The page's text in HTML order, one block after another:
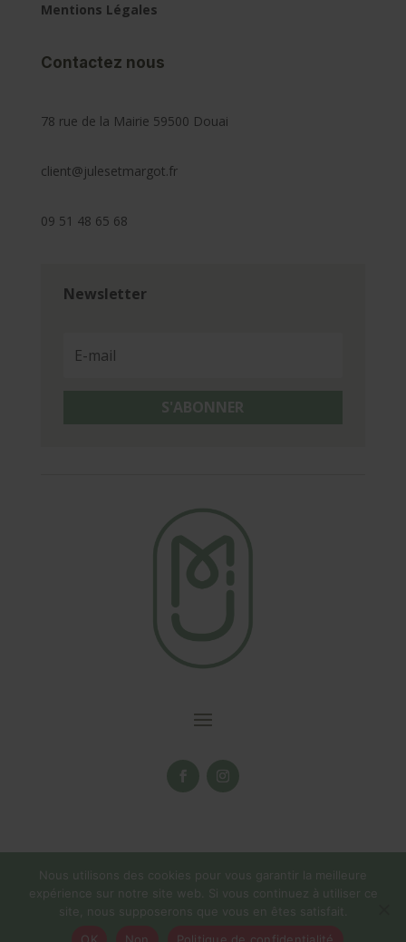
La boutique en ligne reste ouverte tout l'été! ☀️Pas d'expédition du
Mentions Légales
Contactez nous
78 rue de la Mairie 59500 Douai
client@julesetmargot.fr
09 51 48 65 68
Newsletter
S'ABONNER
Nous utilisons des cookies pour vous garantir la meilleure
expérience sur notre site web. Si vous continuez à utiliser ce
site, nous supposerons que vous en êtes satisfait.
OK
Non Politique de confidentialité